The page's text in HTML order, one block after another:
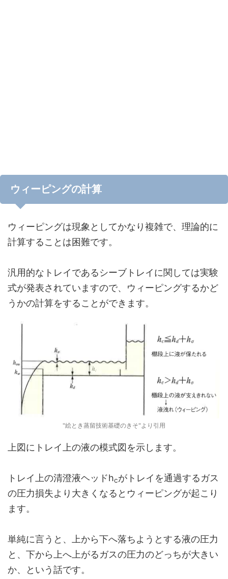
ウィーピングの計算
ウィーピングは現象としてかなり複雑で、理論的に
計算することは困難です。
汎用的なトレイであるシーブトレイに関しては実験
式が発表されていますので、ウィーピングするかど
うかの計算をすることができます。
"絵とき蒸留技術基礎のきそ"より引用
上図にトレイ上の液の模式図を示します。
トレイ上の清澄液ヘッドhcがトレイを通過するガス
の圧力損失より大きくなるとウィーピングが起こり
ます。
単純に言うと、上から下へ落ちようとする液の圧力
と、下から上へ上がるガスの圧力のどっちが大きい
か、という話です。